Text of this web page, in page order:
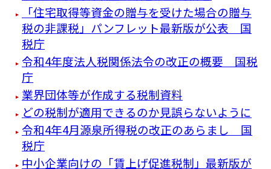
「住宅取得等資金の贈与を受けた場合の贈与
税の非課税」パンフレット最新版が公表 国
税庁
令和4年度法人税関係法令の改正の概要 国税
庁
業界団体等が作成する税制資料
どの税制が適用できるのか見誤らないように
令和4年4月源泉所得税の改正のあらまし 国
税庁
中小企業向けの「賃上げ促進税制」最新版が